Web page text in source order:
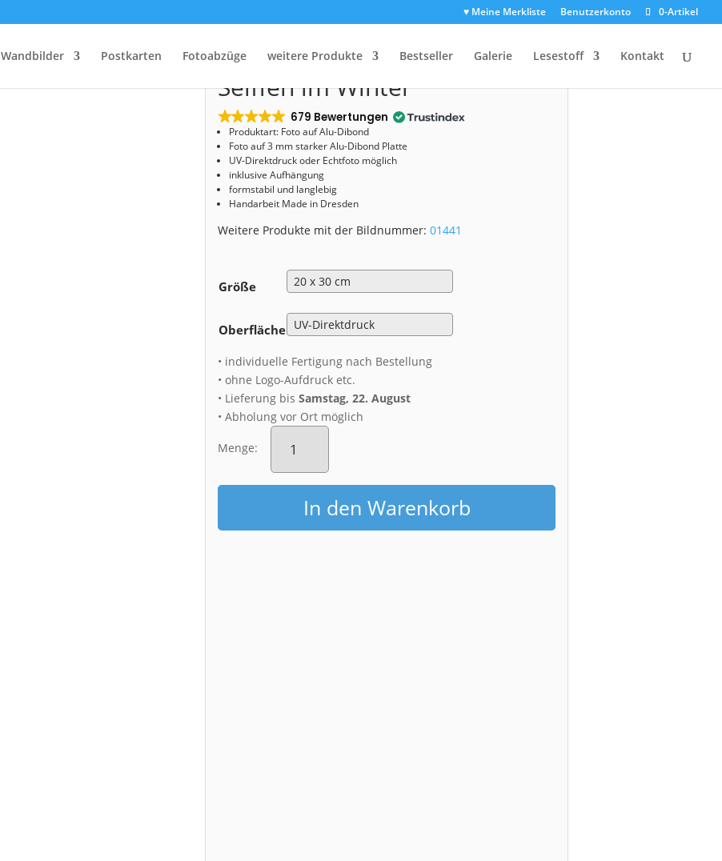
♥ Meine Merkliste Benutzerkonto 0-Artikel
Wandbilder Postkarten Fotoabzüge weitere Produkte Bestseller Galerie Lesestoff Kontakt
Start/Shop/Alu-Dibond/ Alu-Dibond (01441) Seiffen im Winter
Alu-Dibond (01441)
Seiffen im Winter
679 Bewertungen
Produktart: Foto auf Alu-Dibond
Foto auf 3 mm starker Alu-Dibond Platte
UV-Direktdruck oder Echtfoto möglich
inklusive Aufhängung
formstabil und langlebig
Handarbeit Made in Dresden
Weitere Produkte mit der Bildnummer:01441
Größe
Oberfläche
• individuelle Fertigung nach Bestellung
• ohne Logo-Aufdruck etc.
• Lieferung bisSamstag, 22. August
• Abholung vor Ort möglich
Menge:
Alu-
Dibond
Seiffen
im
Winter
MengeIn den Warenkorb